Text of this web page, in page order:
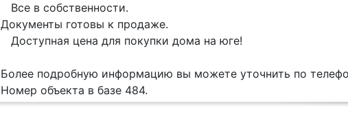
Все в собственности.
Документы готовы к продаже.
Доступная цена для покупки дома на юге!
Более подробную информацию вы можете уточнить по
Номер объекта в базе 484.